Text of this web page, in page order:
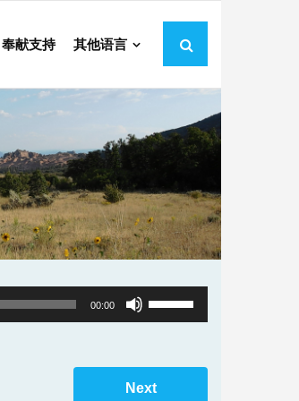
奉献支持 其他语言
00:00
Use
Up/Down
to
Next